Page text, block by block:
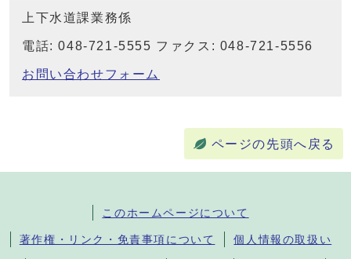
上下水道課業務係
電話: 048-721-5555 ファクス: 048-721-5556
お問い合わせフォーム
ページの先頭へ戻る
このホームページについて
著作権・リンク・免責事項について 個人情報の取扱い